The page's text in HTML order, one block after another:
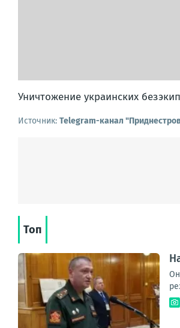
Уничтожение украинских
Источник: Telegram-канал
Топ